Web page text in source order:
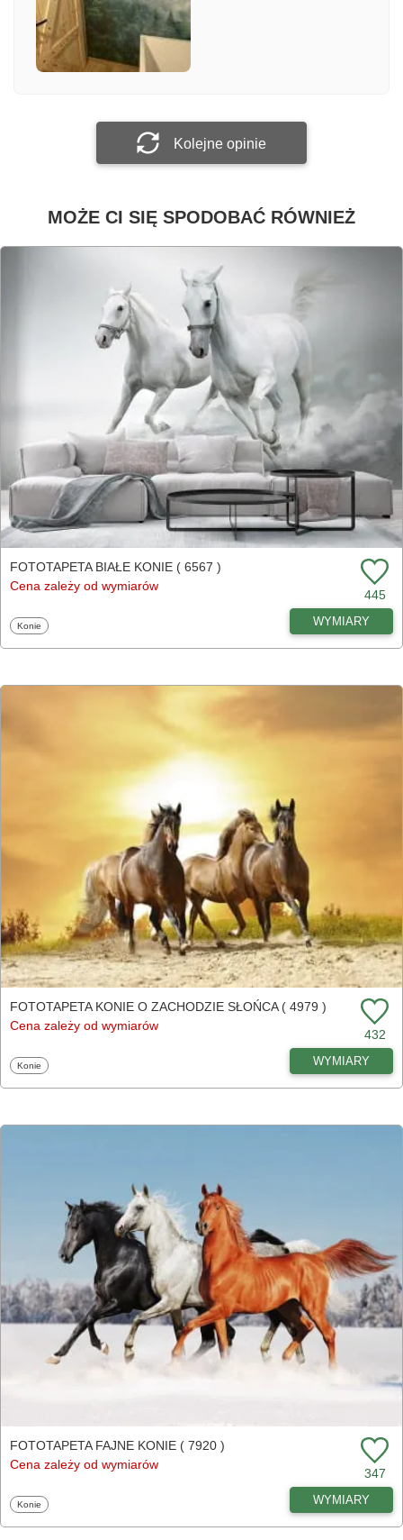
Załącz zdjęcie
Kolejne opinie
MOŻE CI SIĘ SPODOBAĆ RÓWNIEŻ
FOTOTAPETA BIAŁE KONIE ( 6567 )
Cena zależy od wymiarów
445
Fototapety
Konie WYMIARY
FOTOTAPETA KONIE O ZACHODZIE SŁOŃCA ( 4979 )
Cena zależy od wymiarów
432
Fototapety
Konie WYMIARY
FOTOTAPETA FAJNE KONIE ( 7920 )
Cena zależy od wymiarów
347
Fototapety
Konie WYMIARY